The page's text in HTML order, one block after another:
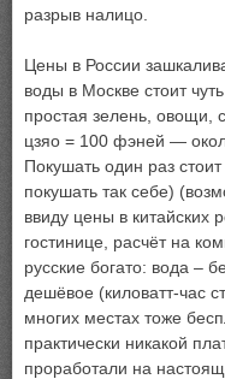
разрыв налицо.
Цены в России
воды в Москве стоит
простая зелень, овощи,
цзяо = 100 фэней —
Покушать один раз
покушать так себе)
ввиду цены в китайских
гостинице, расчёт на
русские богато: вода –
дешёвое (киловатт-час
многих местах тоже
практически никакой
проработали на